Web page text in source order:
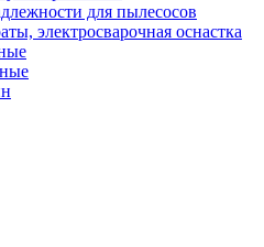
для пылесосов
электросварочная оснастка